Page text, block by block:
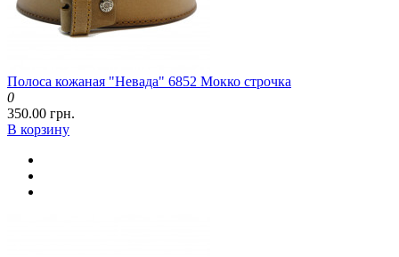
Полоса кожаная "Невада" 6852 Мокко строчка
0
350.00 грн.
В корзину